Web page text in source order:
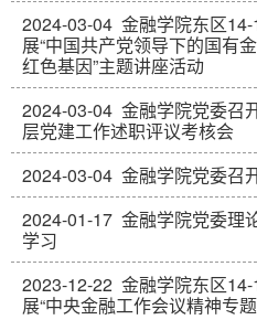
2024-03-04 金融学院东区
展“中国共产党领导下的国有
红色基因”主题讲座活动
2024-03-04 金融学院党委召
层党建工作述职评议考核会
2024-03-04 金融学院党委召
2024-01-17 金融学院党委理
学习
2023-12-22 金融学院东区
展“中央金融工作会议精神专